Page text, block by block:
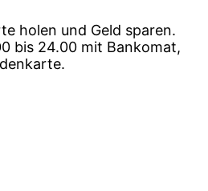
holen und Geld sparen.
bis 24.00 mit Bankomat,